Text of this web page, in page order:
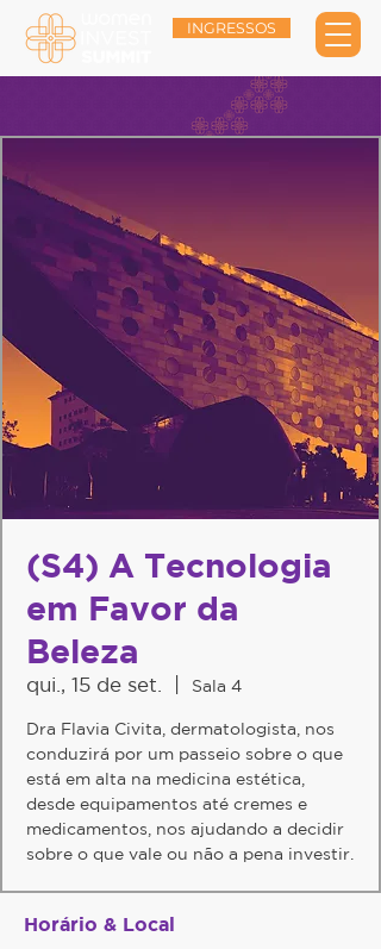
INGRESSOS
(S4) A Tecnologia
em Favor da
Beleza
qui., 15 de set. Sala 4
Dra Flavia Civita, dermatologista, nos
conduzirá por um passeio sobre o que
está em alta na medicina estética,
desde equipamentos até cremes e
medicamentos, nos ajudando a decidir
sobre o que vale ou não a pena investir.
Horário & Local